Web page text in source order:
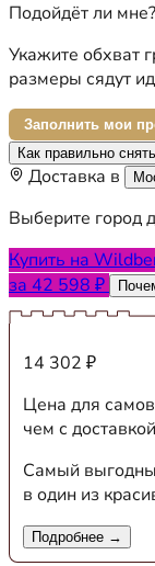
Подойдёт ли мне?
Укажите обхват
размеры сядут
Заполнить мои
Как правильно
Доставка в
Выберите город
Купить на
за 42 598 ₽
14 302 ₽
Цена для
чем с
Самый
в один из
Подробнее →